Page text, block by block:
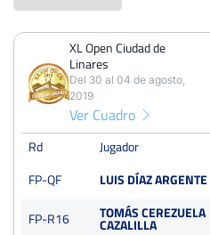
PERDIDOSPARTIDOS
3
PERDIDOS
5 13
JUEGOS
43 105
XL Open Ciudad de
Linares
Del 30 al 04 de agosto,
2019
Ver Cuadro
Rd Jugador
FP-QF
LUIS DÍAZ ARGENTE
FP-R16
TOMÁS CEREZUELA
CAZALILLA